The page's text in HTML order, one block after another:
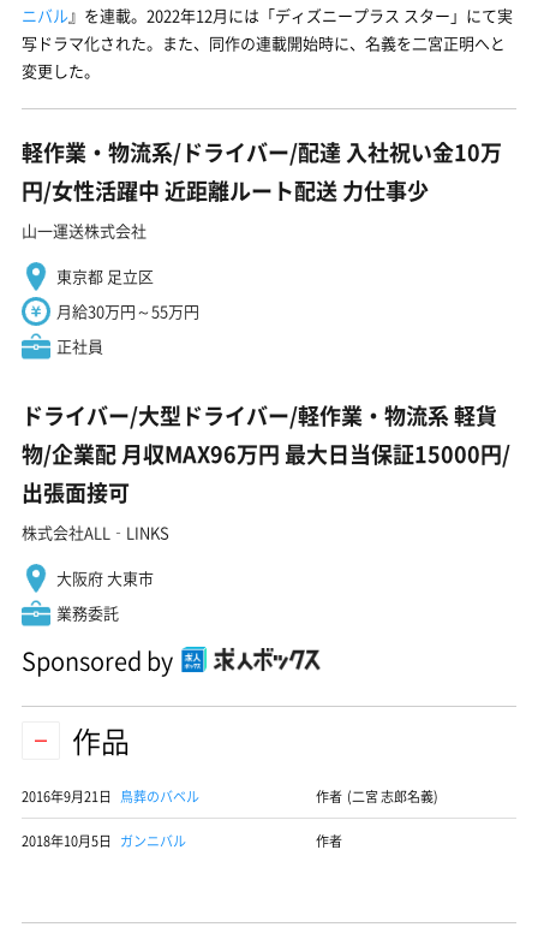
ニバル』を連載。2022年12月には「ディズニープラス スター」にて実
写ドラマ化された。また、同作の連載開始時に、名義を二宮正明へと
変更した。
軽作業・物流系/ドライバー/配達 入社祝い金10万
円/女性活躍中 近距離ルート配送 力仕事少
山一運送株式会社
東京都 足立区
月給30万円～55万円
正社員
ドライバー/大型ドライバー/軽作業・物流系 軽貨
物/企業配 月収MAX96万円 最大日当保証15000円/
出張面接可
株式会社ALL‐LINKS
大阪府 大東市
業務委託
Sponsored by
作品
2016年9月21日 鳥葬のバベル 作者 (二宮 志郎名義)
2018年10月5日 ガンニバル 作者